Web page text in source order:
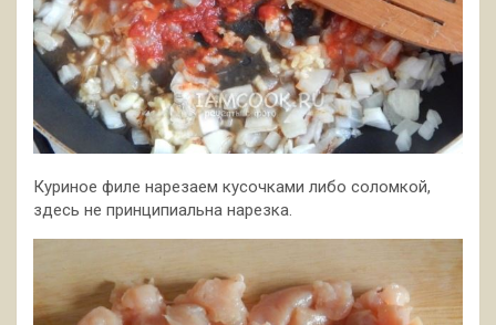
Куриное филе нарезаем кусочками либо соломкой,
здесь не принципиальна нарезка.